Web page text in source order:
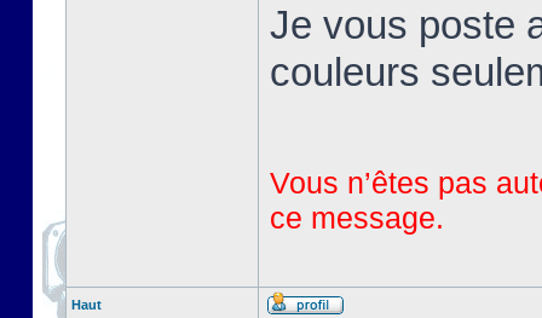
Je vous poste
couleurs
Vous n’êtes pas
ce message.
Haut